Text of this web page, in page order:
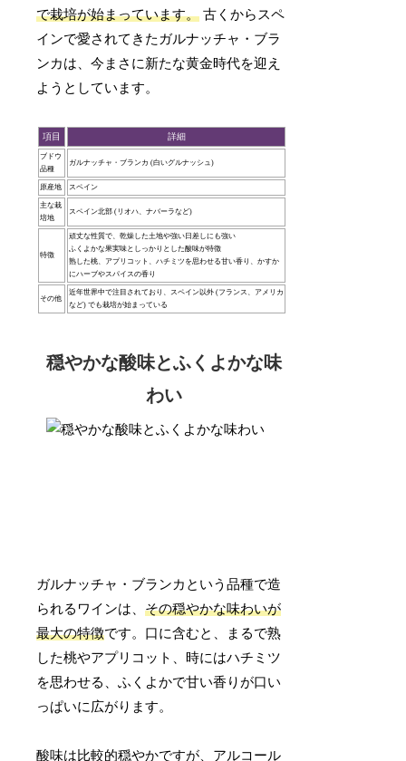
で栽培が始まっています。 古くからスペ
インで愛されてきたガルナッチャ・ブラ
ンカは、今まさに新たな黄金時代を迎え
ようとしています。
項目 詳細
ブドウ
品種
ガルナッチャ・ブランカ (白いグルナッシュ)
原産地 スペイン
主な栽
培地
スペイン北部 (リオハ、ナバーラなど)
特徴
頑丈な性質で、乾燥した土地や強い日差しにも強い
ふくよかな果実味としっかりとした酸味が特徴
熟した桃、アプリコット、ハチミツを思わせる甘い香り、かすか
にハーブやスパイスの香り
その他
近年世界中で注目されており、スペイン以外 (フランス、アメリカ
など) でも栽培が始まっている
穏やかな酸味とふくよかな味
わい
ガルナッチャ・ブランカという品種で造
られるワインは、その穏やかな味わいが
最大の特徴です。口に含むと、まるで熟
した桃やアプリコット、時にはハチミツ
を思わせる、ふくよかで甘い香りが口い
っぱいに広がります。
酸味は比較的穏やかですが、アルコール